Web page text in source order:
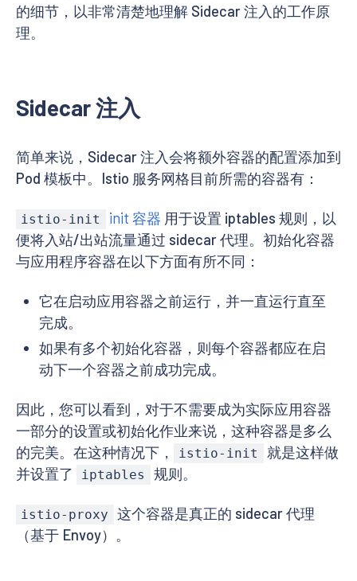
的细节，以非常清楚地理解 Sidecar 注入的工作原
理。
Sidecar 注入
简单来说，Sidecar 注入会将额外容器的配置添加到
Pod 模板中。Istio 服务网格目前所需的容器有：
istio-init init 容器 用于设置 iptables 规则，以
便将入站/出站流量通过 sidecar 代理。初始化容器
与应用程序容器在以下方面有所不同：
它在启动应用容器之前运行，并一直运行直至
完成。
如果有多个初始化容器，则每个容器都应在启
动下一个容器之前成功完成。
因此，您可以看到，对于不需要成为实际应用容器
一部分的设置或初始化作业来说，这种容器是多么
的完美。在这种情况下，
istio-init
就是这样做
并设置了
iptables 规则。
istio-proxy
这个容器是真正的 sidecar 代理
（基于 Envoy）。